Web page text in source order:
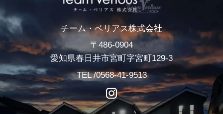
チーム・ベリアス株式会社
〒486-0904
愛知県春日井市宮町字宮町129-3
TEL /0568-41-9513